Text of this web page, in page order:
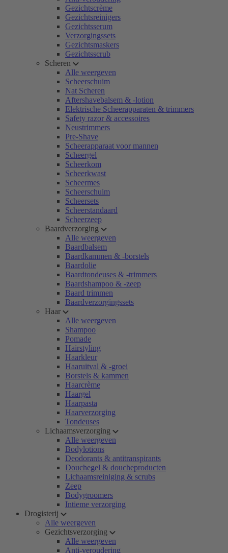
Gezichtscrème
Gezichtsreinigers
Gezichtsserum
Verzorgingssets
Gezichtsmaskers
Gezichtsscrub
Scheren
Alle weergeven
Scheerschuim
Nat Scheren
Aftershavebalsem & -lotion
Elektrische Scheerapparaten & trimmers
Safety razor & accessoires
Neustrimmers
Pre-Shave
Scheerapparaat voor mannen
Scheergel
Scheerkom
Scheerkwast
Scheermes
Scheerschuim
Scheersets
Scheerstandaard
Scheerzeep
Baardverzorging
Alle weergeven
Baardbalsem
Baardkammen & -borstels
Baardolie
Baardtondeuses & -trimmers
Baardshampoo & -zeep
Baard trimmen
Baardverzorgingssets
Haar
Alle weergeven
Shampoo
Pomade
Hairstyling
Haarkleur
Haaruitval & -groei
Borstels & kammen
Haarcrème
Haargel
Haarpasta
Haarverzorging
Tondeuses
Lichaamsverzorging
Alle weergeven
Bodylotions
Deodorants & antitranspirants
Douchegel & doucheproducten
Lichaamsreiniging & scrubs
Zeep
Bodygroomers
Intieme verzorging
Drogisterij
Alle weergeven
Gezichtsverzorging
Alle weergeven
Anti-veroudering